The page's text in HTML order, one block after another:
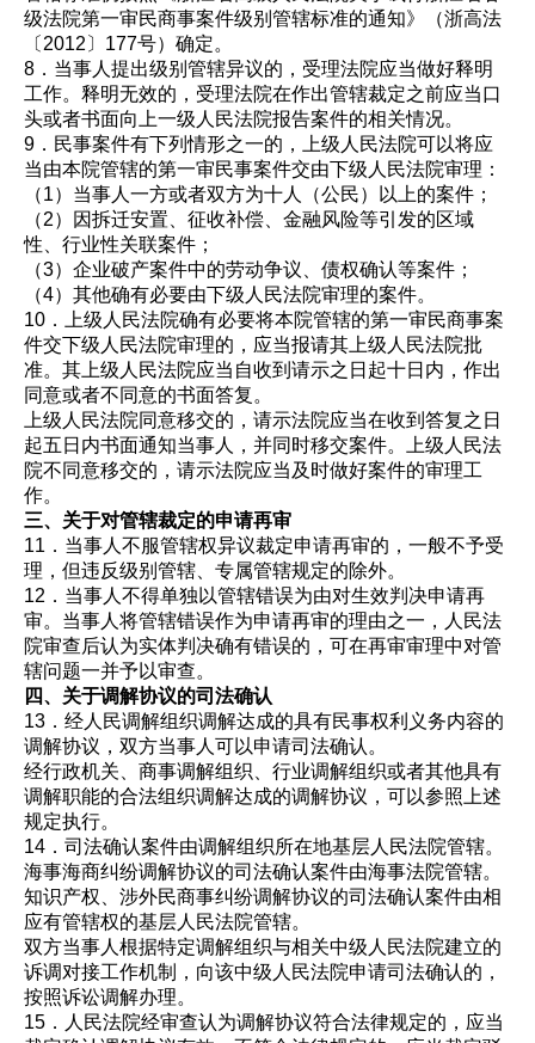
级法院第一审民商事案件级别管辖标准的通知》（浙高法
〔2012〕177号）确定。
8．当事人提出级别管辖异议的，受理法院应当做好释明
工作。释明无效的，受理法院在作出管辖裁定之前应当口
头或者书面向上一级人民法院报告案件的相关情况。
9．民事案件有下列情形之一的，上级人民法院可以将应
当由本院管辖的第一审民事案件交由下级人民法院审理：
（1）当事人一方或者双方为十人（公民）以上的案件；
（2）因拆迁安置、征收补偿、金融风险等引发的区域
性、行业性关联案件；
（3）企业破产案件中的劳动争议、债权确认等案件；
（4）其他确有必要由下级人民法院审理的案件。
10．上级人民法院确有必要将本院管辖的第一审民商事案
件交下级人民法院审理的，应当报请其上级人民法院批
准。其上级人民法院应当自收到请示之日起十日内，作出
同意或者不同意的书面答复。
上级人民法院同意移交的，请示法院应当在收到答复之日
起五日内书面通知当事人，并同时移交案件。上级人民法
院不同意移交的，请示法院应当及时做好案件的审理工
作。
三、关于对管辖裁定的申请再审
11．当事人不服管辖权异议裁定申请再审的，一般不予受
理，但违反级别管辖、专属管辖规定的除外。
12．当事人不得单独以管辖错误为由对生效判决申请再
审。当事人将管辖错误作为申请再审的理由之一，人民法
院审查后认为实体判决确有错误的，可在再审审理中对管
辖问题一并予以审查。
四、关于调解协议的司法确认
13．经人民调解组织调解达成的具有民事权利义务内容的
调解协议，双方当事人可以申请司法确认。
经行政机关、商事调解组织、行业调解组织或者其他具有
调解职能的合法组织调解达成的调解协议，可以参照上述
规定执行。
14．司法确认案件由调解组织所在地基层人民法院管辖。
海事海商纠纷调解协议的司法确认案件由海事法院管辖。
知识产权、涉外民商事纠纷调解协议的司法确认案件由相
应有管辖权的基层人民法院管辖。
双方当事人根据特定调解组织与相关中级人民法院建立的
诉调对接工作机制，向该中级人民法院申请司法确认的，
按照诉讼调解办理。
15．人民法院经审查认为调解协议符合法律规定的，应当